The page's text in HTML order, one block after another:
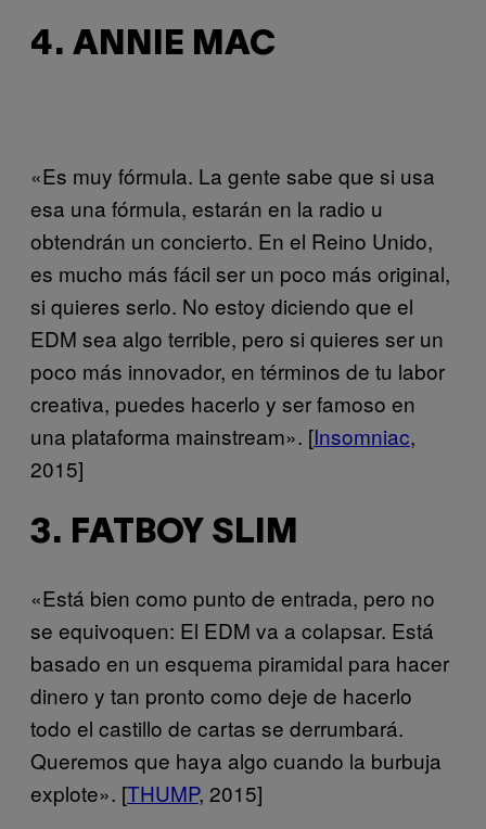
4. ANNIE MAC
«Es muy fórmula. La gente sabe que si usa
esa una fórmula, estarán en la radio u
obtendrán un concierto. En el Reino Unido,
es mucho más fácil ser un poco más original,
si quieres serlo. No estoy diciendo que el
EDM sea algo terrible, pero si quieres ser un
poco más innovador, en términos de tu labor
creativa, puedes hacerlo y ser famoso en
una plataforma mainstream». [Insomniac,
2015]
3. FATBOY SLIM
«Está bien como punto de entrada, pero no
se equivoquen: El EDM va a colapsar. Está
basado en un esquema piramidal para hacer
dinero y tan pronto como deje de hacerlo
todo el castillo de cartas se derrumbará.
Queremos que haya algo cuando la burbuja
explote». [THUMP, 2015]